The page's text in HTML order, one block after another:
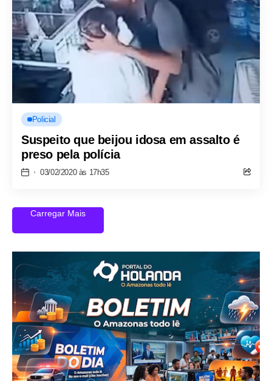
Policial
Suspeito que beijou idosa em assalto é
preso pela polícia
03/02/2020 às 17h35
Carregar Mais